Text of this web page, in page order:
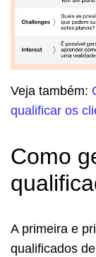
Veja também:
qualificar os
Como
A primeira e
qualificados